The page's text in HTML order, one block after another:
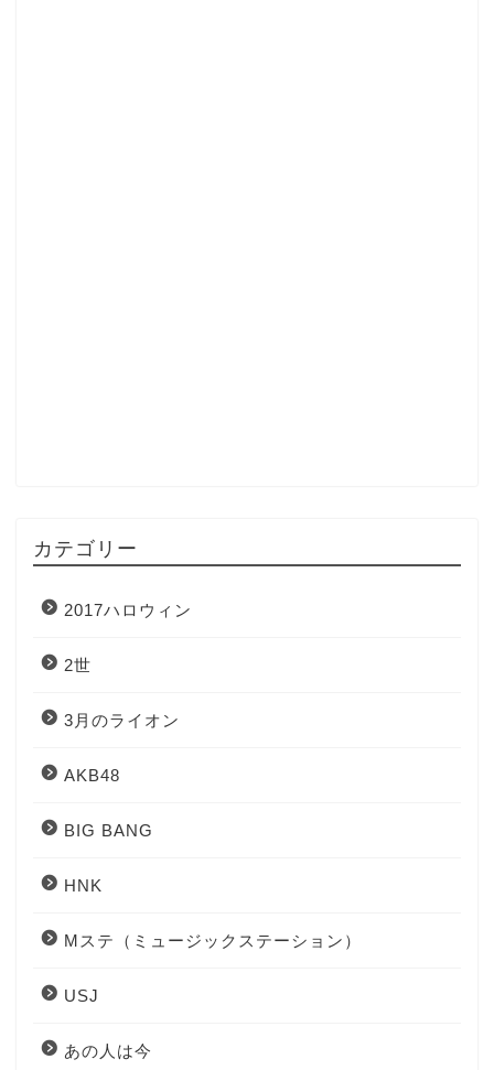
カテゴリー
2017ハロウィン
2世
3月のライオン
AKB48
BIG BANG
HNK
Mステ（ミュージックステーション）
USJ
あの人は今